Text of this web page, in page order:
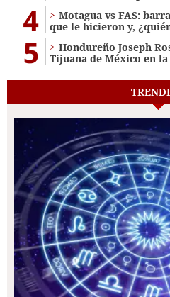
4
Motagua vs FAS:
que le hicieron y,
5
Hondureño Joseph
Tijuana de México en la